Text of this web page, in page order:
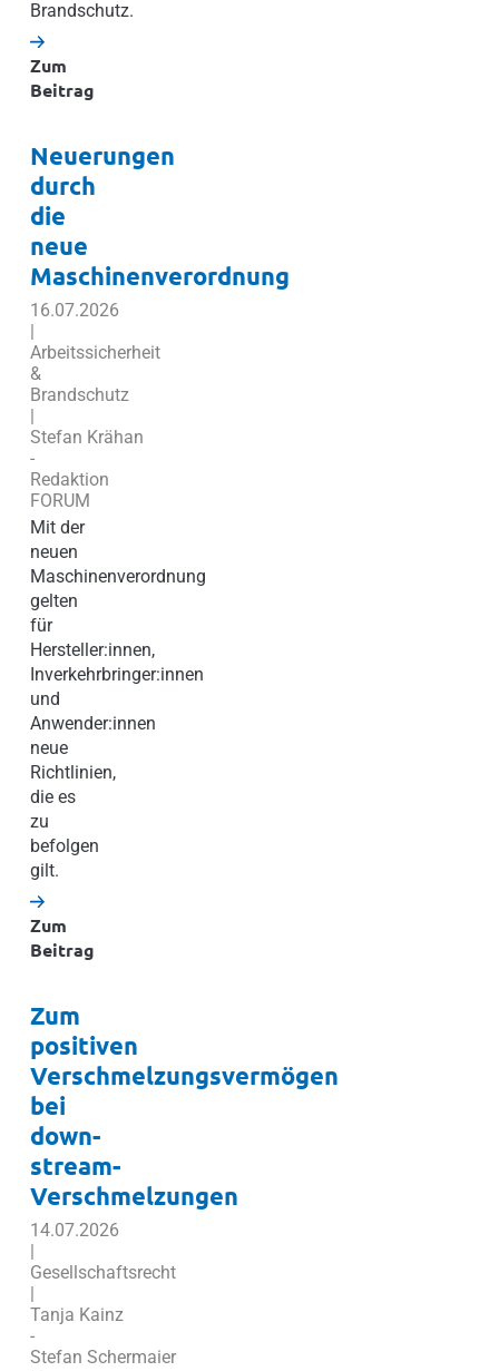
Brandschutz.
Zum
Beitrag
Neuerungen
durch
die
neue
Maschinenverordnung
16.07.2026
|
Arbeitssicherheit
&
Brandschutz
|
Stefan Krähan
-
Redaktion
FORUM
Mit der
neuen
Maschinenverordnung
gelten
für
Hersteller:innen,
Inverkehrbringer:innen
und
Anwender:innen
neue
Richtlinien,
die es
zu
befolgen
gilt.
Zum
Beitrag
Zum
positiven
Verschmelzungsvermögen
bei
down-
stream-
Verschmelzungen
14.07.2026
|
Gesellschaftsrecht
|
Tanja Kainz
-
Stefan Schermaier